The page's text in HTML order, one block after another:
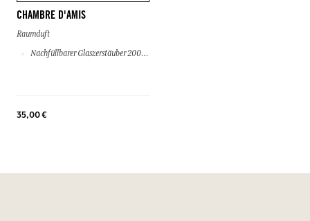
CHAMBRE D'AMIS
Raumduft
Nachfüllbarer Glaszerstäuber 200 ml
35,00 €